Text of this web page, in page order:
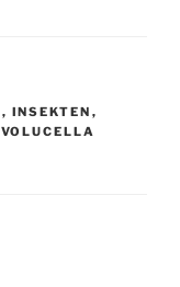
, INSEKTEN ,
VOLUCELLA